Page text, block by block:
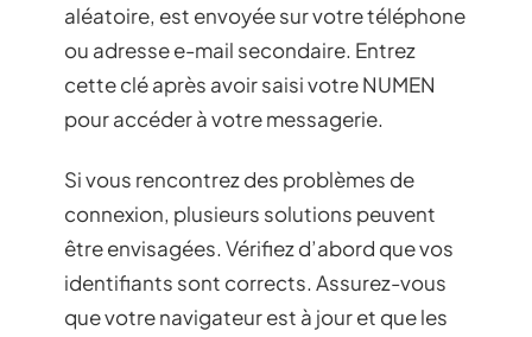
aléatoire, est envoyée sur votre téléphone
ou adresse e-mail secondaire. Entrez
cette clé après avoir saisi votre NUMEN
pour accéder à votre messagerie.
Si vous rencontrez des problèmes de
connexion, plusieurs solutions peuvent
être envisagées. Vérifiez d’abord que vos
identifiants sont corrects. Assurez-vous
que votre navigateur est à jour et que les